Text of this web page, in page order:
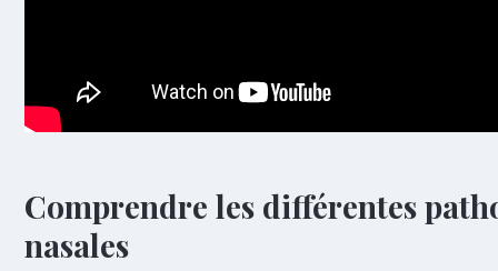
Comprendre les différentes
nasales